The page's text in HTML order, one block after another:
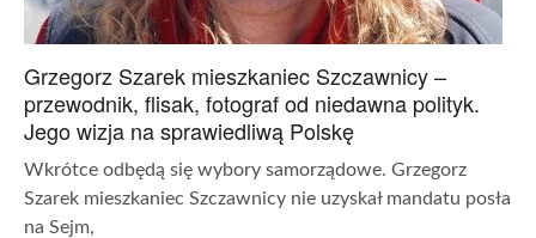
Grzegorz Szarek mieszkaniec Szczawnicy –
przewodnik, flisak, fotograf od niedawna polityk.
Jego wizja na sprawiedliwą Polskę
Wkrótce odbędą się wybory samorządowe. Grzegorz
Szarek mieszkaniec Szczawnicy nie uzyskał mandatu posła
na Sejm,